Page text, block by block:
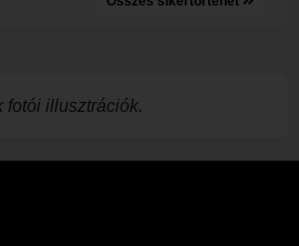
fotói illusztrációk.